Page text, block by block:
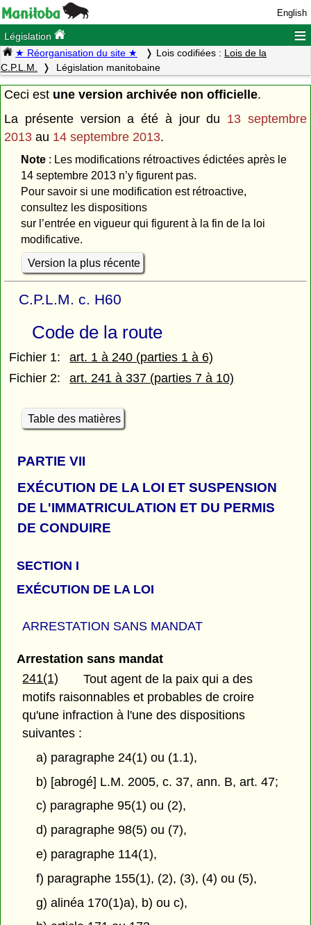
English
Législation ≡
★ Réorganisation du site ★ Lois codifiées : Lois de la
C.P.L.M.
Législation manitobaine
Ceci est une version archivée non officielle.
La présente version a été à jour du 13 septembre
2013 au 14 septembre 2013.
Note: Les modifications rétroactives édictées après le
14 septembre 2013 n’y figurent pas.
Pour savoir si une modification est rétroactive,
consultez les dispositions
sur l’entrée en vigueur qui figurent à la fin de la loi
modificative.
Version la plus récente
C.P.L.M. c. H60
Code de la route
Fichier 1:
art. 1 à 240 (parties 1 à 6)
Fichier 2:
art. 241 à 337 (parties 7 à 10)
Table des matières
PARTIEVII
EXÉCUTION DE LA LOI ET SUSPENSION
DE L'IMMATRICULATION ET DU PERMIS
DE CONDUIRE
SECTION I
EXÉCUTION DE LA LOI
ARRESTATION SANS MANDAT
Arrestation sans mandat
241(1)
Tout agent de la paix qui a des
motifs raisonnables et probables de croire
qu'une infraction à l'une des dispositions
suivantes :
a) paragraphe 24(1) ou (1.1),
b) [abrogé] L.M. 2005, c. 37, ann. B, art. 47;
c) paragraphe 95(1) ou (2),
d) paragraphe 98(5) ou (7),
e) paragraphe 114(1),
f) paragraphe 155(1), (2), (3), (4) ou (5),
g) alinéa 170(1)a), b) ou c),